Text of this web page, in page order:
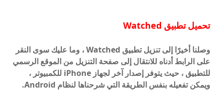
تحميل تطبيق Watched
وصلنا أخيرًا إلى تنزيل تطبيق Watched ، وما عليك سوى النقر
على الرابط أدناه للانتقال إلى صفحة التنزيل من الموقع الرسمي
للتطبيق ، حيث يتوفر إصدار آخر لجهاز iPhone للكمبيوتر ،
ويمكن تفعيله بنفس الطريقة التي شرحناها لنظام Android.